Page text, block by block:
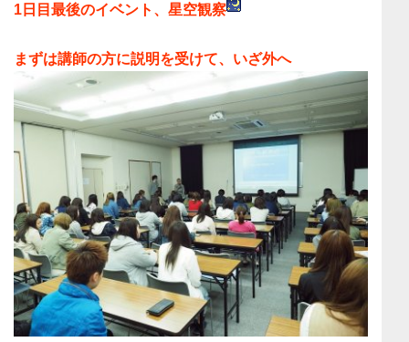
1日目最後のイベント、 星空観察
まずは講師の方に説明を受けて、いざ外へ